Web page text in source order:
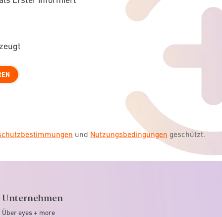
und Nutzungsbedingungen geschützt.
Unternehmen
Über eyes + more